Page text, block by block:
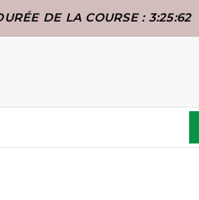
DE LA COURSE : 3:25:62